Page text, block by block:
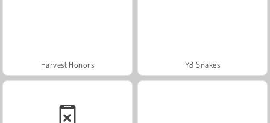
Harvest Honors Y8 Snakes